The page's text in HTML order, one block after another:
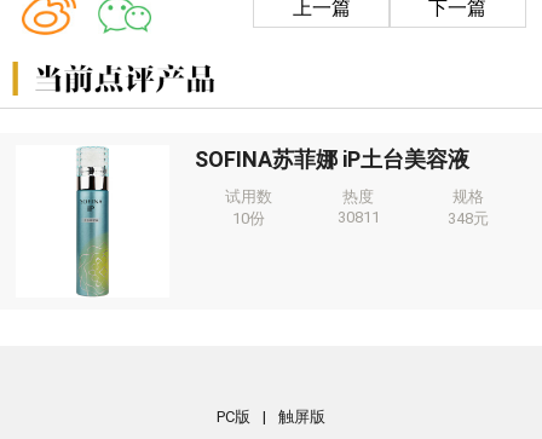
上一篇 下一篇
SOFINA苏菲娜 iP土台美容液
试用数
10份
热度
30811
规格
348元
PC版 | 触屏版